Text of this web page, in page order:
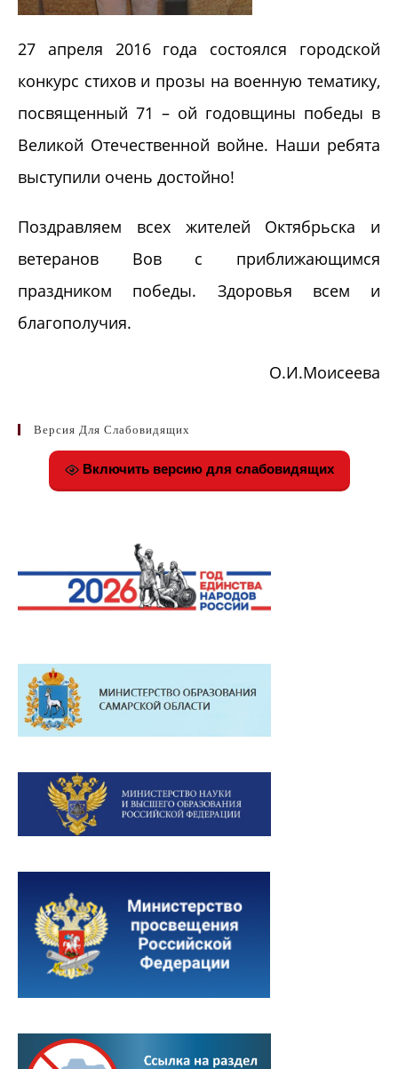
27 апреля 2016 года состоялся городской
конкурс стихов и прозы на военную тематику,
посвященный 71 – ой годовщины победы в
Великой Отечественной войне. Наши ребята
выступили очень достойно!
Поздравляем всех жителей Октябрьска и
ветеранов Вов с приближающимся
праздником победы. Здоровья всем и
благополучия.
О.И.Моисеева
Версия Для Слабовидящих
Включить версию для слабовидящих